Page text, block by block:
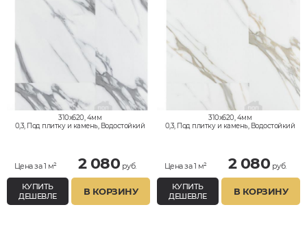
310x620, 4мм
0,3, Под плитку и камень, Водостойкий
Цена за 1 м² 2 080 руб.
КУПИТЬ
ДЕШЕВЛЕ
В КОРЗИНУ
310x620, 4мм
0,3, Под плитку и камень, Водостойкий
Цена за 1 м² 2 080 руб.
КУПИТЬ
ДЕШЕВЛЕ
В КОРЗИНУ